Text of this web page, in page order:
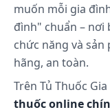
muốn mỗi gia
đình" chuẩn –
chức năng và sản
hãng, an toàn.
Trên Tủ Thuốc
thuốc online